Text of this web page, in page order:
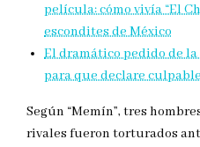
película: cómo vivía “El
escondites de México
El dramático pedido de la
para que declare
Según “Memín”, tres
rivales fueron torturados